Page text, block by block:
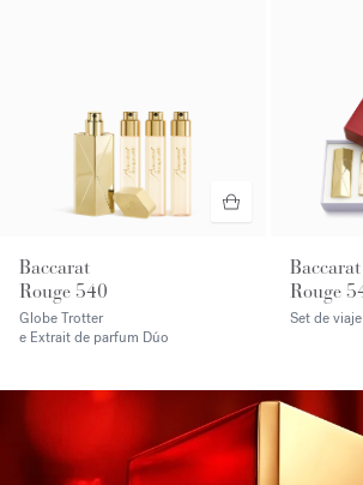
Baccarat
Rouge 540
Globe Trotter
e Extrait de parfum Dúo
Baccarat
Rouge
Set de